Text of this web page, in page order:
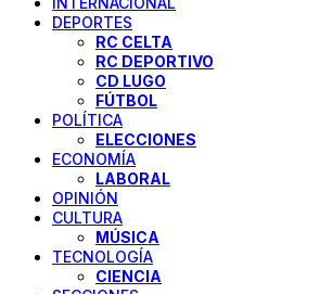
DEPORTES
RC CELTA
RC DEPORTIVO
CD LUGO
FÚTBOL
POLÍTICA
ELECCIONES
ECONOMÍA
LABORAL
OPINIÓN
CULTURA
MÚSICA
TECNOLOGÍA
CIENCIA